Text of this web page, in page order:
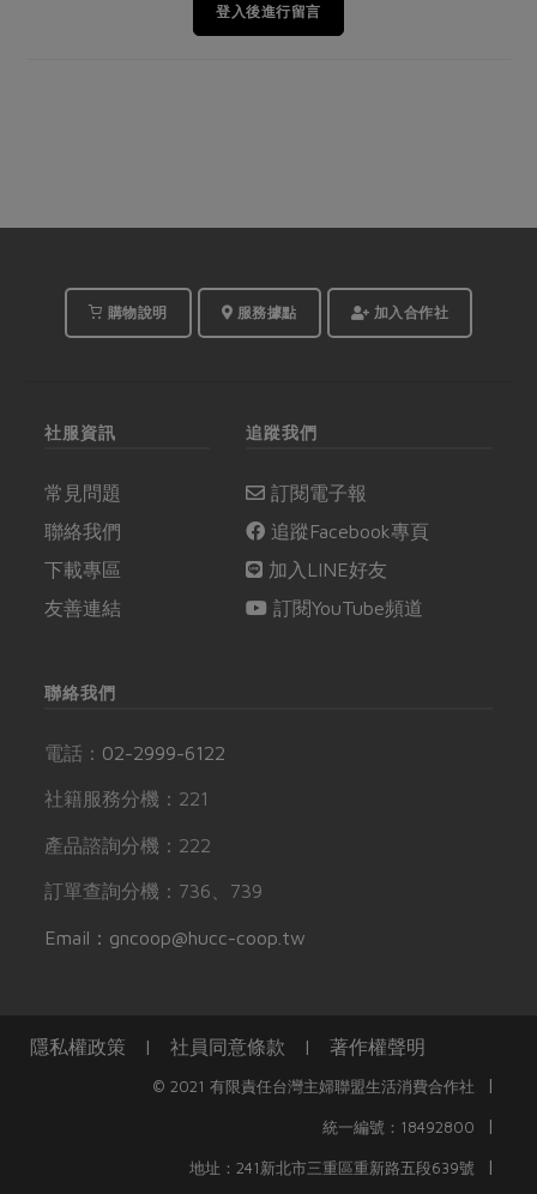
登入後進行留言
購物說明 服務據點 加入合作社
社服資訊
常見問題
聯絡我們
下載專區
友善連結
追蹤我們
訂閱電子報
追蹤Facebook專頁
加入LINE好友
訂閱YouTube頻道
聯絡我們
電話： 02-2999-6122
社籍服務分機：221
產品諮詢分機：222
訂單查詢分機：736、739
Email：gncoop@hucc-coop.tw
隱私權政策 | 社員同意條款 | 著作權聲明
© 2021 有限責任台灣主婦聯盟生活消費合作社 |
統一編號：18492800 |
地址：241新北市三重區重新路五段639號 |